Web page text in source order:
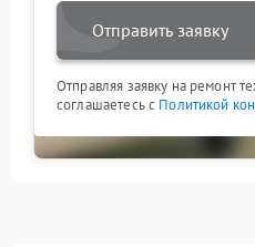
Отправить заявку
Отправляя заявку на ремонт
соглашаетесь с Политикой